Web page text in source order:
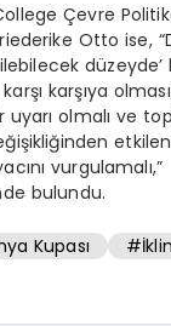
Çevre
Otto ise,
düzeyde’
karşıya
olmalı ve
vurgulamalı,”
bulundu.
Kupası